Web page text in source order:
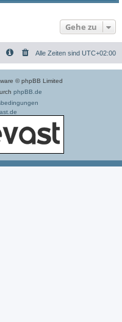
Gehe zu
Alle Zeiten sind UTC+02:00
© phpBB Limited
phpBB.de